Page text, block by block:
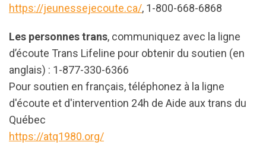
https://jeunessejecoute.ca/, 1-800-668-6868
Les personnes trans, communiquez avec la ligne
d’écoute Trans Lifeline pour obtenir du soutien (en
anglais) : 1-877-330-6366
Pour soutien en français, téléphonez à la ligne
d'écoute et d'intervention 24h de Aide aux trans du
Québec
https://atq1980.org/